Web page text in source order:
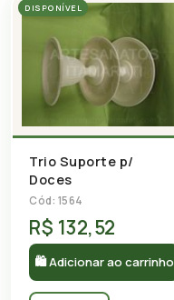
DISPONÍVEL
Trio Suporte p/
Doces
Cód: 1564
R$ 132,52
🛍 Adicionar ao carrinho